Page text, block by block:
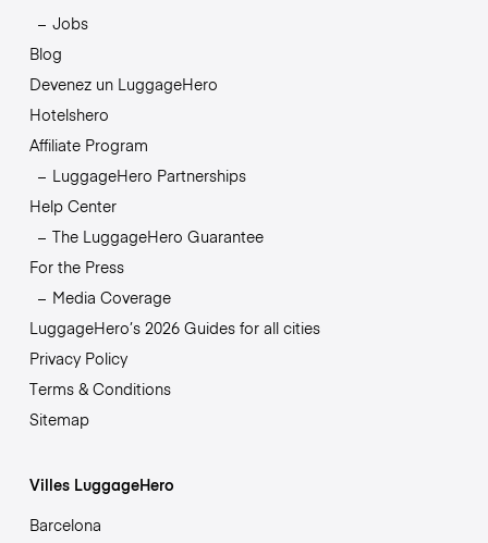
Jobs
Blog
Devenez un LuggageHero
Hotelshero
Affiliate Program
LuggageHero Partnerships
Help Center
The LuggageHero Guarantee
For the Press
Media Coverage
LuggageHero’s 2026 Guides for all cities
Privacy Policy
Terms & Conditions
Sitemap
Villes LuggageHero
Barcelona